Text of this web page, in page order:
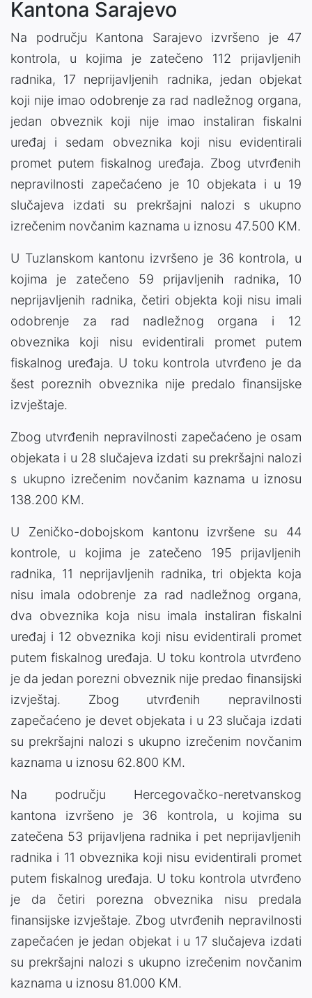
Kantona Sarajevo
Na području Kantona Sarajevo izvršeno je 47
kontrola, u kojima je zatečeno 112 prijavljenih
radnika, 17 neprijavljenih radnika, jedan objekat
koji nije imao odobrenje za rad nadležnog organa,
jedan obveznik koji nije imao instaliran fiskalni
uređaj i sedam obveznika koji nisu evidentirali
promet putem fiskalnog uređaja. Zbog utvrđenih
nepravilnosti zapečaćeno je 10 objekata i u 19
slučajeva izdati su prekršajni nalozi s ukupno
izrečenim novčanim kaznama u iznosu 47.500 KM.
U Tuzlanskom kantonu izvršeno je 36 kontrola, u
kojima je zatečeno 59 prijavljenih radnika, 10
neprijavljenih radnika, četiri objekta koji nisu imali
odobrenje za rad nadležnog organa i 12
obveznika koji nisu evidentirali promet putem
fiskalnog uređaja. U toku kontrola utvrđeno je da
šest poreznih obveznika nije predalo finansijske
izvještaje.
Zbog utvrđenih nepravilnosti zapečaćeno je osam
objekata i u 28 slučajeva izdati su prekršajni nalozi
s ukupno izrečenim novčanim kaznama u iznosu
138.200 KM.
U Zeničko-dobojskom kantonu izvršene su 44
kontrole, u kojima je zatečeno 195 prijavljenih
radnika, 11 neprijavljenih radnika, tri objekta koja
nisu imala odobrenje za rad nadležnog organa,
dva obveznika koja nisu imala instaliran fiskalni
uređaj i 12 obveznika koji nisu evidentirali promet
putem fiskalnog uređaja. U toku kontrola utvrđeno
je da jedan porezni obveznik nije predao finansijski
izvještaj. Zbog utvrđenih nepravilnosti
zapečaćeno je devet objekata i u 23 slučaja izdati
su prekršajni nalozi s ukupno izrečenim novčanim
kaznama u iznosu 62.800 KM.
Na području Hercegovačko-neretvanskog
kantona izvršeno je 36 kontrola, u kojima su
zatečena 53 prijavljena radnika i pet neprijavljenih
radnika i 11 obveznika koji nisu evidentirali promet
putem fiskalnog uređaja. U toku kontrola utvrđeno
je da četiri porezna obveznika nisu predala
finansijske izvještaje. Zbog utvrđenih nepravilnosti
zapečaćen je jedan objekat i u 17 slučajeva izdati
su prekršajni nalozi s ukupno izrečenim novčanim
kaznama u iznosu 81.000 KM.